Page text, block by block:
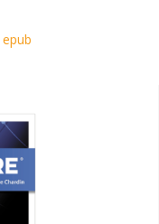
epub